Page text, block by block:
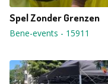
Spel Zonder Grenzen
Bene-events - 15911